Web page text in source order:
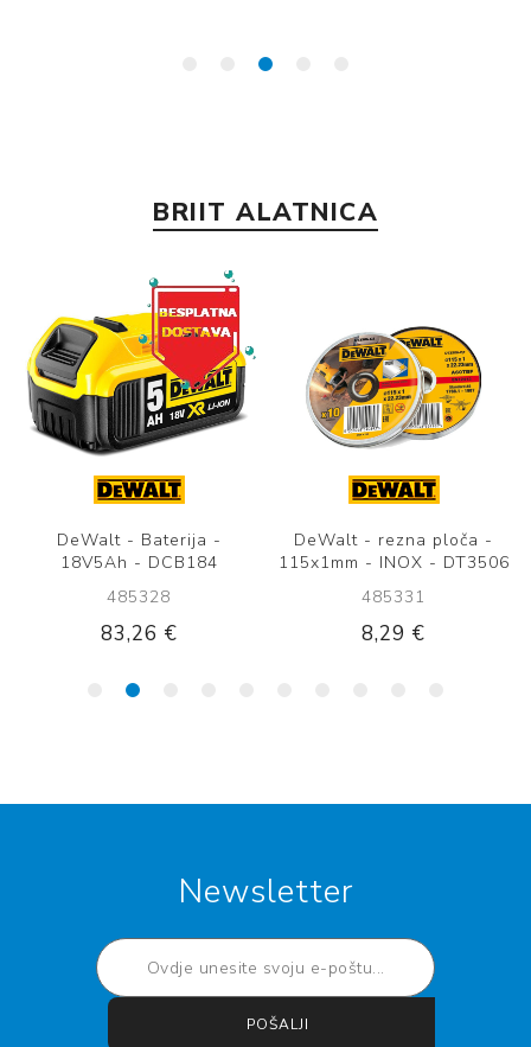
BRIIT ALATNICA
DeWalt - rezna ploča -
125mm - INOX - DT3507
485330
8,35 €
Makita - AKU - Bušilica /
Izvijač - DDF482RFEB
479341
271,98 €
Newsletter
POŠALJI